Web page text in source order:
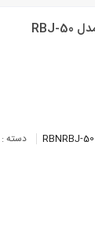
RBNRBJ-50 دسته :